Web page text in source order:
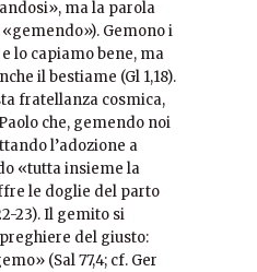
ma la parola
Gemono i
lo capiamo bene, ma
il bestiame (Gl 1,18).
fratellanza cosmica,
che, gemendo noi
l’adozione a
«tutta insieme la
le doglie del parto
23). Il gemito si
del giusto:
(Sal 77,4; cf. Ger